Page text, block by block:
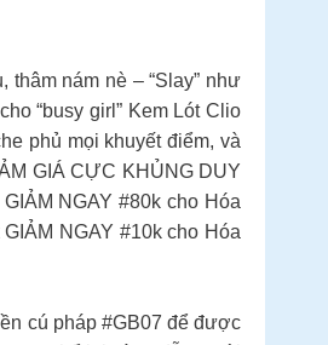
nám nè – “Slay” như
“busy girl” Kem Lót Clio
phủ mọi khuyết điểm, và
GIÁ CỰC KHỦNG DUY
NGAY #80k cho Hóa
NGAY #10k cho Hóa
cú pháp #GB07 để được